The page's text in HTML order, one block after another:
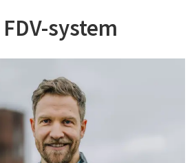
system